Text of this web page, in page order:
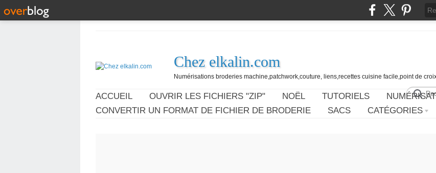
Chez elkalin.com
Numérisations broderies machine,patchwork,couture, liens,recettes cuisine facile,point de
ACCUEIL OUVRIR LES FICHIERS "ZIP" NOËL TUTORIELS
CONVERTIR UN FORMAT DE FICHIER DE BRODERIE
SACS CATÉGORIES